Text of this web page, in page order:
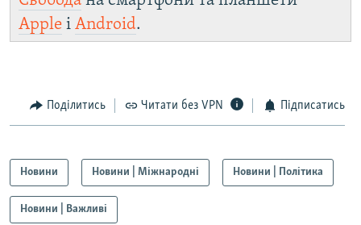
Apple і Android.
Поділитись Читати без VPN Підписатись
Новини Новини | Міжнародні Новини | Політика
Новини | Важливі